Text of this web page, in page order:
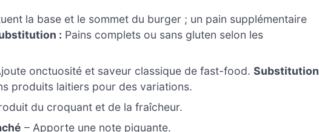
la base et le sommet du burger ; un pain supplémentaire
: Pains complets ou sans gluten selon les
onctuosité et saveur classique de fast-food.Substitution
produits laitiers pour des variations.
du croquant et de la fraîcheur.
– Apporte une note piquante.